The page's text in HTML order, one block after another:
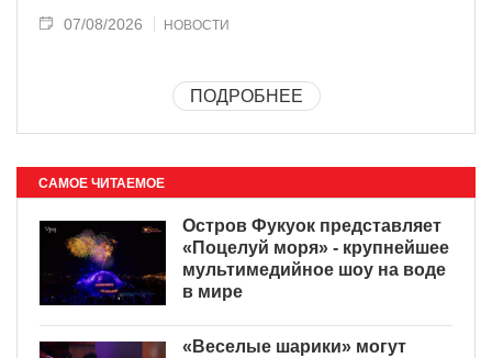
07/08/2026 НОВОСТИ
ПОДРОБНЕЕ
САМОЕ ЧИТАЕМОЕ
Остров Фукуок представляет
«Поцелуй моря» - крупнейшее
мультимедийное шоу на воде
в мире
«Веселые шарики» могут